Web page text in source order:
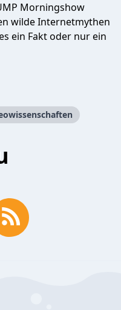
Morningshow
wilde Internetmythen
ein Fakt oder nur ein